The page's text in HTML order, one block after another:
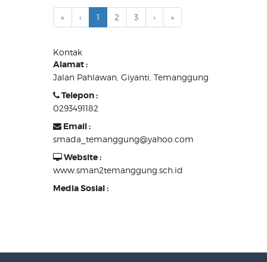
« ‹ 1 2 3 › »
Kontak
Alamat :
Jalan Pahlawan, Giyanti, Temanggung
Telepon :
0293491182
Email :
smada_temanggung@yahoo.com
Website :
www.sman2temanggung.sch.id
Media Sosial :